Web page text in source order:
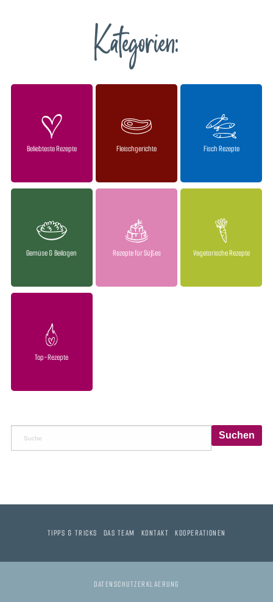
Kategorien:
Beliebteste Rezepte Fleischgerichte Fisch Rezepte
Gemüse & Beilagen Rezepte für Süßes Vegetarische Rezepte
Top-Rezepte
TIPPS & TRICKS DAS TEAM KONTAKT KOOPERATIONEN
DATENSCHUTZERKLAERUNG